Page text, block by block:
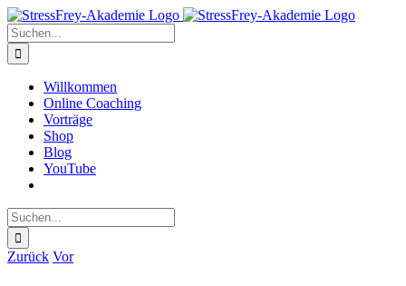
Zum
Inhalt
springen
Suche
nach:
Willkommen
Online Coaching
Vorträge
Shop
Blog
YouTube
Suche
nach:
Zurück Vor